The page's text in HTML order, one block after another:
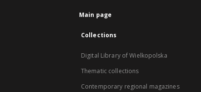
Main page
Collections
Digital Library of Wielkopolska
Thematic collections
Contemporary regional magazines